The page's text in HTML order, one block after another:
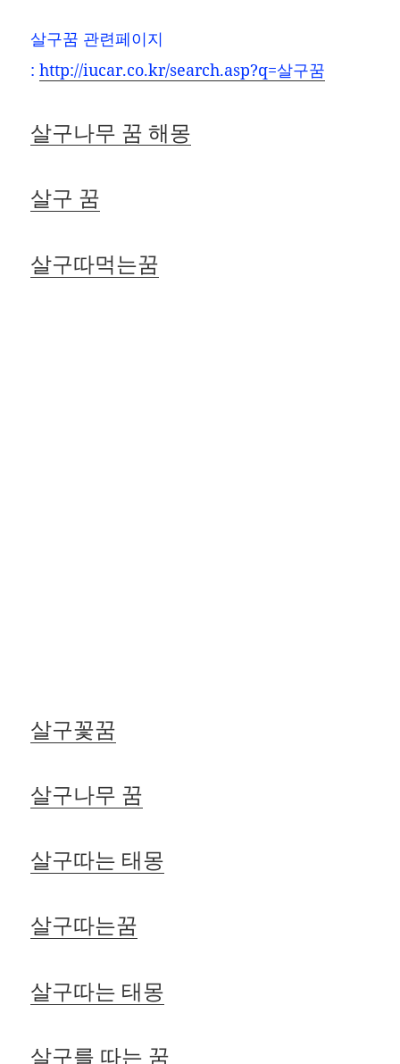
살구꿈 관련페이지
:http://iucar.co.kr/search.asp?q=살구꿈
살구나무 꿈 해몽
살구 꿈
살구따먹는꿈
살구꽃꿈
살구나무 꿈
살구따는 태몽
살구따는꿈
살구따는 태몽
살구를 따는 꿈